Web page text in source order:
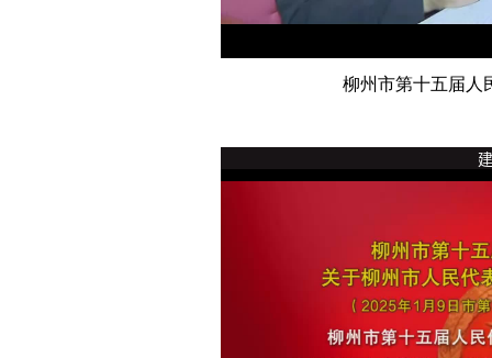
柳州市第十五届人